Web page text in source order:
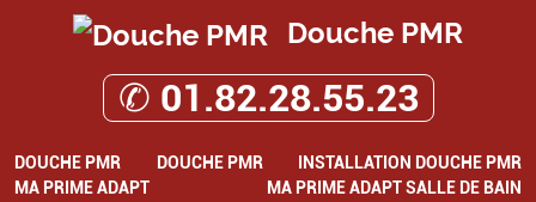
Douche PMR
✆ 01.82.28.55.23
DOUCHE PMR DOUCHE PMR
INSTALLATION DOUCHE PMR
MA PRIME ADAPT
MA PRIME ADAPT SALLE DE BAIN